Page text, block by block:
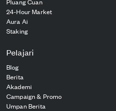
24-Hour Market
Aura Ai
Staking
Pelajari
Blog
Berita
Akademi
Campaign & Promo
Umpan Berita